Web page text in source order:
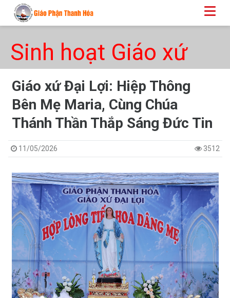
Sinh hoạt Giáo xứ
Giáo xứ Đại Lợi: Hiệp Thông
Bên Mẹ Maria, Cùng Chúa
Thánh Thần Thắp Sáng Đức Tin
11/05/2026 3512